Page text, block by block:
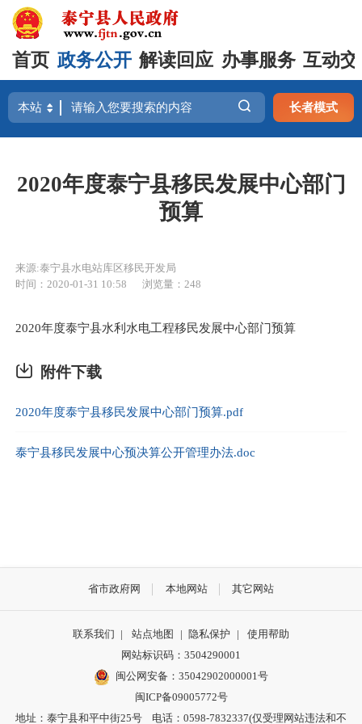
首页 政务公开 解读回应 办事服务 互动
长者模式
2020年度泰宁县移民发展中心部门
预算
来源:泰宁县水电站库区移民开发局
时间：2020-01-31 10:58
浏览量：248
2020年度泰宁县水利水电工程移民发展中心部门预算
附件下载
2020年度泰宁县移民发展中心部门预算.pdf
泰宁县移民发展中心预决算公开管理办法.doc
省市政府网 本地网站 其它网站
联系我们 | 站点地图 | 隐私保护 |
使用帮助
网站标识码：3504290001
闽公网安备：35042902000001号
闽ICP备09005772号
地址：泰宁县和平中街25号 电话：0598-7832337(仅受理网站违法和不